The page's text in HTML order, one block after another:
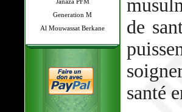
Generation M
Al Mouwassat Berkane
de
santé